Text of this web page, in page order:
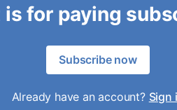
for paying
Subscribe now
Already have an account? Sign